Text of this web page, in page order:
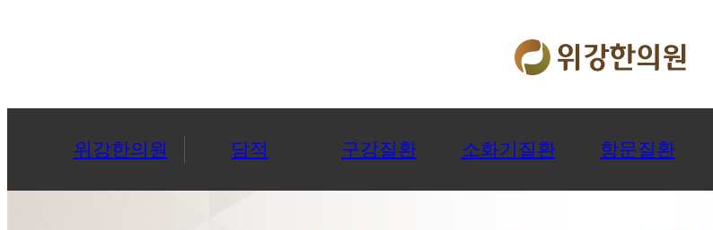
위강한의원 담적 구강질환 소화기질환 항문질환